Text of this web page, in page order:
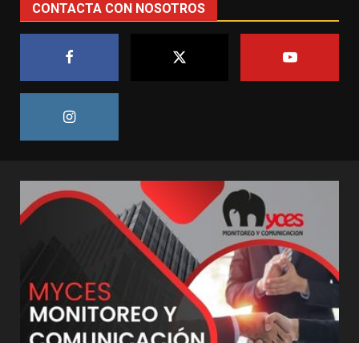
CONTACTA CON NOSOTROS